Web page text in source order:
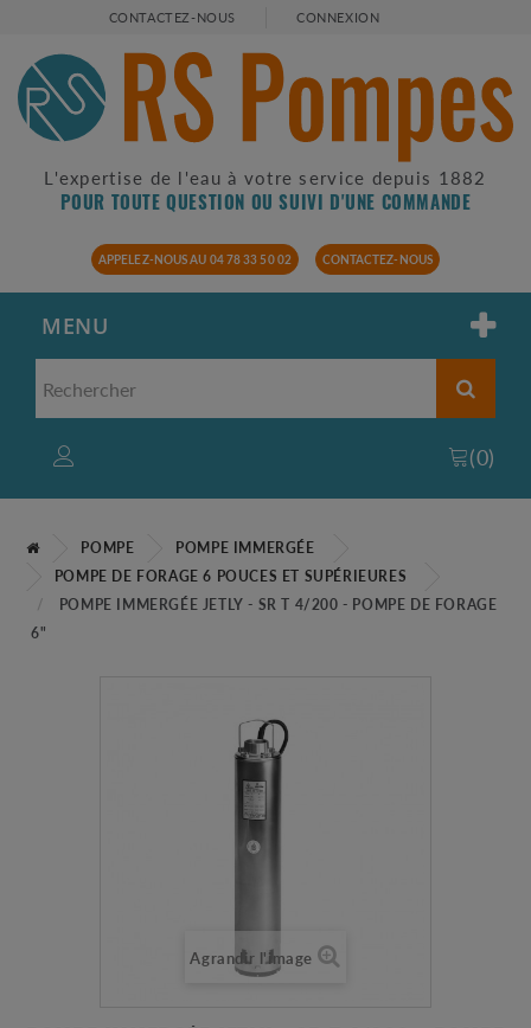
CONTACTEZ-NOUS CONNEXION
L'expertise de l'eau à votre service depuis 1882
POUR TOUTE QUESTION OU SUIVI D'UNE COMMANDE
APPELEZ-NOUS AU 04 78 33 50 02 CONTACTEZ-NOUS
MENU
(0)
POMPE
POMPE IMMERGÉE
POMPE DE FORAGE 6 POUCES ET SUPÉRIEURES
POMPE IMMERGÉE JETLY - SR T 4/200 - POMPE DE FORAGE
6"
Agrandir l'image